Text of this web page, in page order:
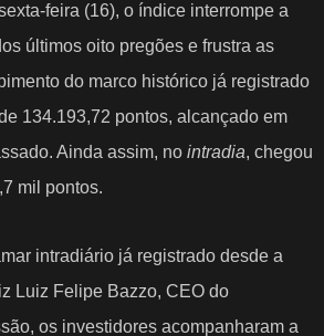
feira (16), o índice interrompe a
últimos oito pregões e frustra as
do marco histórico já registrado
134.193,72 pontos, alcançado em
Ainda assim, no intradia, chegou
mil pontos.
intradiário já registrado desde a
Luiz Felipe Bazzo, CEO do
os investidores acompanharam a